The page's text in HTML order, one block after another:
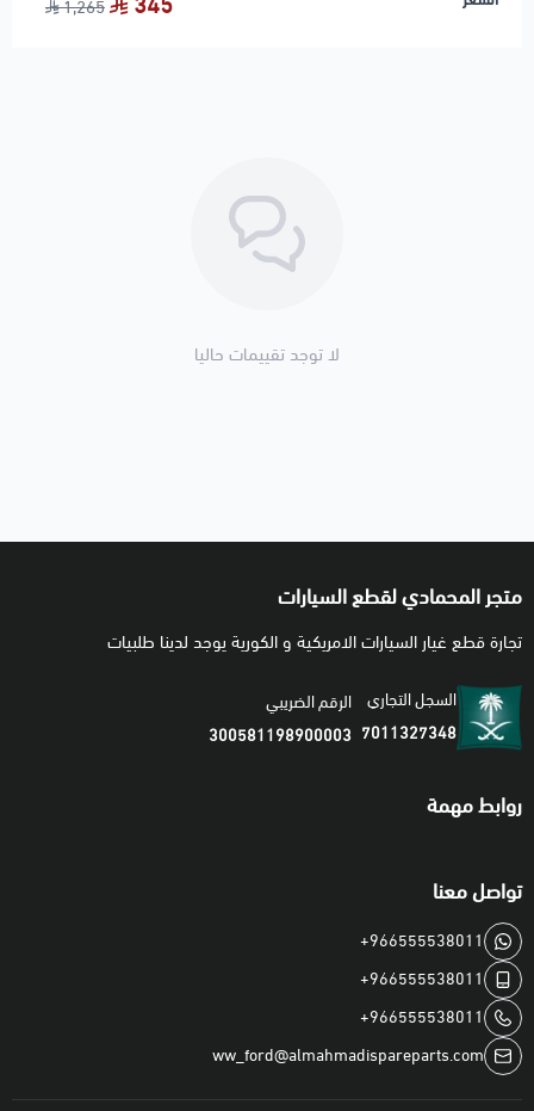
1,265
لا توجد تقييمات حاليا
متجر المحمادي لقطع السيارات
تجارة قطع غيار السيارات الامريكية و الكورية يوجد لدينا طلبيات
السجل التجاري
7011327348
الرقم الضريبي
300581198900003
روابط مهمة
تواصل معنا
+966555538011
+966555538011
+966555538011
ww_ford@almahmadispareparts.com